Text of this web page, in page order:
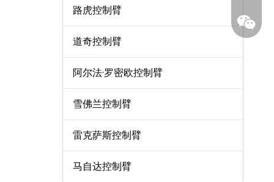
路虎控制臂
道奇控制臂
阿尔法·罗密欧控制臂
雪佛兰控制臂
雷克萨斯控制臂
马自达控制臂